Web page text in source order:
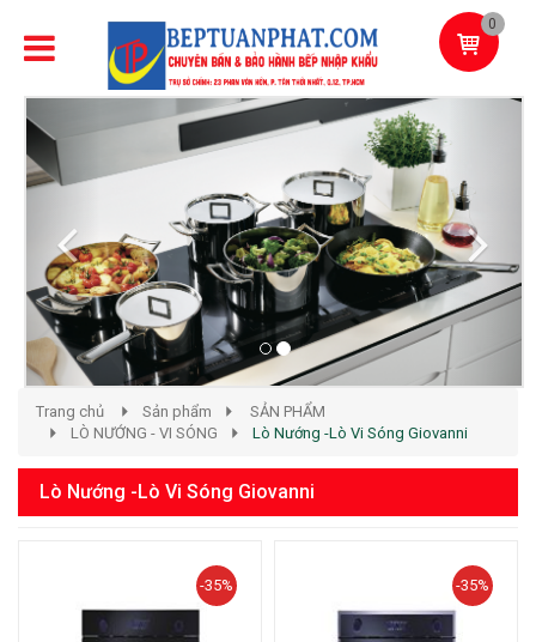
0
Previous
Trang chủ Sản phẩm
SẢN PHẨM
LÒ NƯỚNG - VI SÓNG
Lò Nướng -Lò Vi Sóng Giovanni
Lò Nướng -Lò Vi Sóng Giovanni
-35% -35%